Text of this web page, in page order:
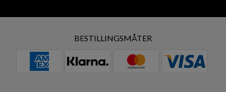
BESTILLINGSMÅTER